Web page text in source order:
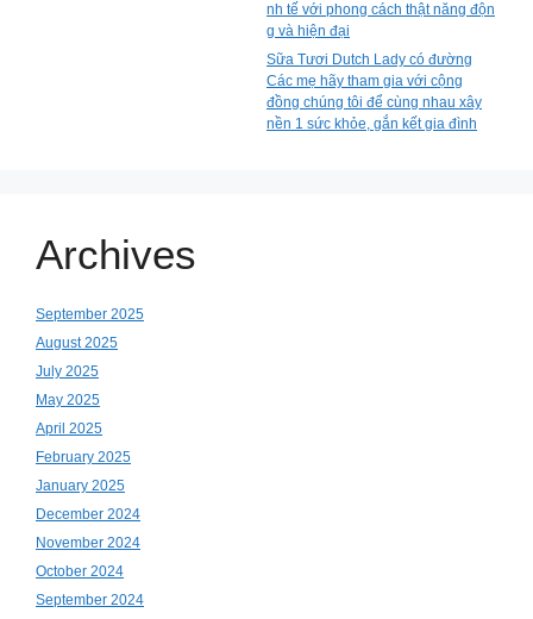
nh tế với phong cách thật năng độn
g và hiện đại
Sữa Tươi Dutch Lady có đường
Các mẹ hãy tham gia với cộng
đồng chúng tôi để cùng nhau xây
nền 1 sức khỏe, gắn kết gia đình
Archives
September 2025
August 2025
July 2025
May 2025
April 2025
February 2025
January 2025
December 2024
November 2024
October 2024
September 2024